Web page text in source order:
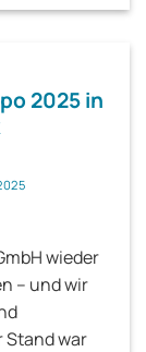
2025 in
wieder
– und wir
Stand war